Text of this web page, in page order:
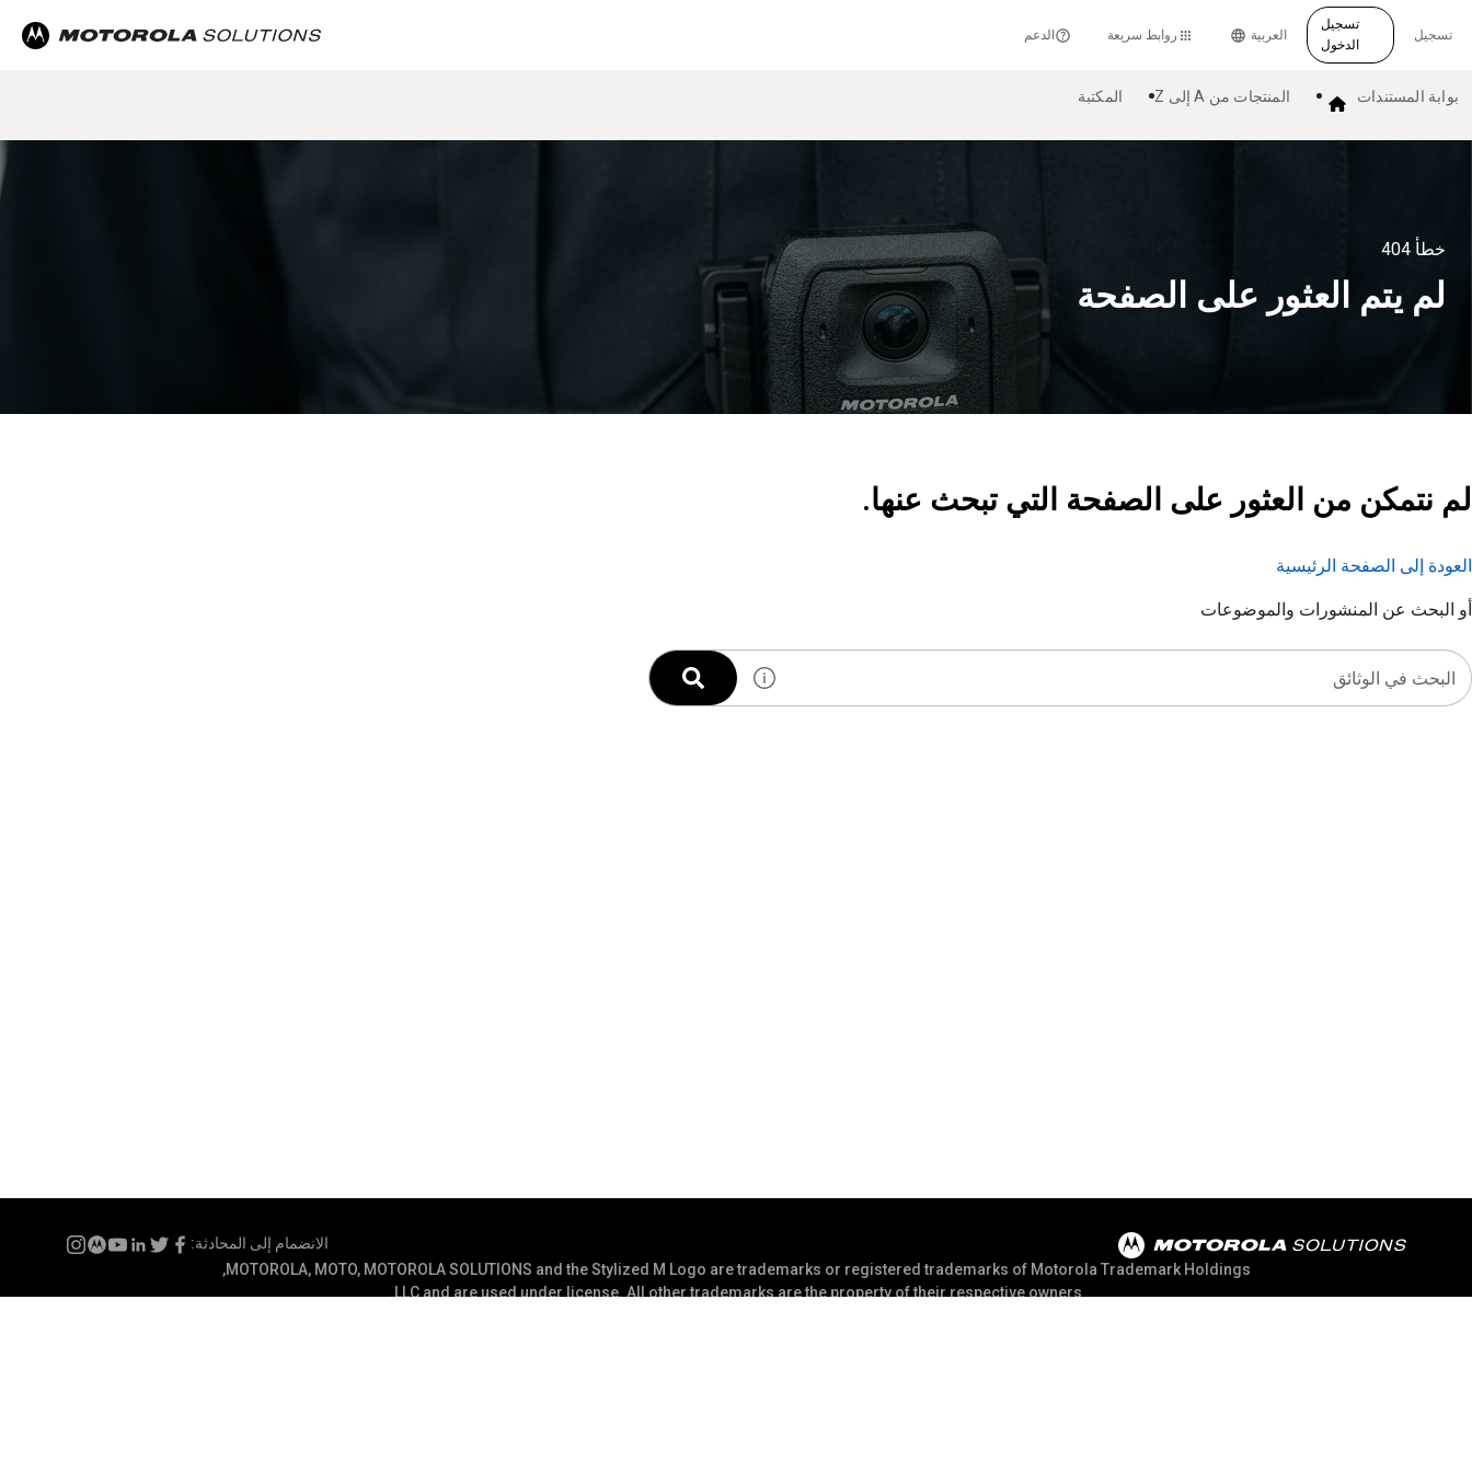
الدعم روابط سريعة تسجيل العربية
تسجيل
الدخول
بوابة المستندات المنتجات من A إلى Z المكتبة
خطأ 404
لم يتم العثور على الصفحة
لم نتمكن من العثور على الصفحة التي تبحث عنها.
العودة إلى الصفحة الرئيسية
أو البحث عن المنشورات والموضوعات
الانضمام إلى المحادثة:
MOTOROLA, MOTO, MOTOROLA SOLUTIONS and the Stylized M Logo are trademarks or registered trademarks of Motorola Trademark Holdings,
LLC and are used under license. All other trademarks are the property of their respective owners.